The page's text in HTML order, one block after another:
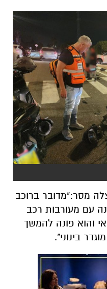
מסר:"מדובר ברוכב
בתאונה עם מעורבות רכב
והוא פונה להמשך
בינוני".